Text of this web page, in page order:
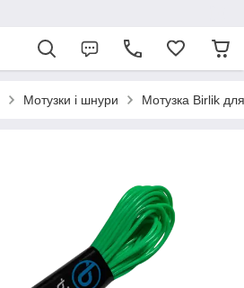
Мотузки і шнури Мотузка Birlik